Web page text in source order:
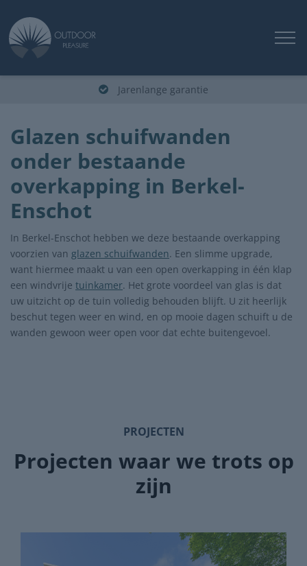
Jarenlange garantie
Glazen schuifwanden
onder bestaande
overkapping in Berkel-
Enschot
In Berkel-Enschot hebben we deze bestaande overkapping
voorzien van glazen schuifwanden. Een slimme upgrade,
want hiermee maakt u van een open overkapping in één klap
een windvrije tuinkamer. Het grote voordeel van glas is dat
uw uitzicht op de tuin volledig behouden blijft. U zit heerlijk
beschut tegen weer en wind, en op mooie dagen schuift u de
wanden gewoon weer open voor dat echte buitengevoel.
PROJECTEN
Projecten waar we trots op
zijn